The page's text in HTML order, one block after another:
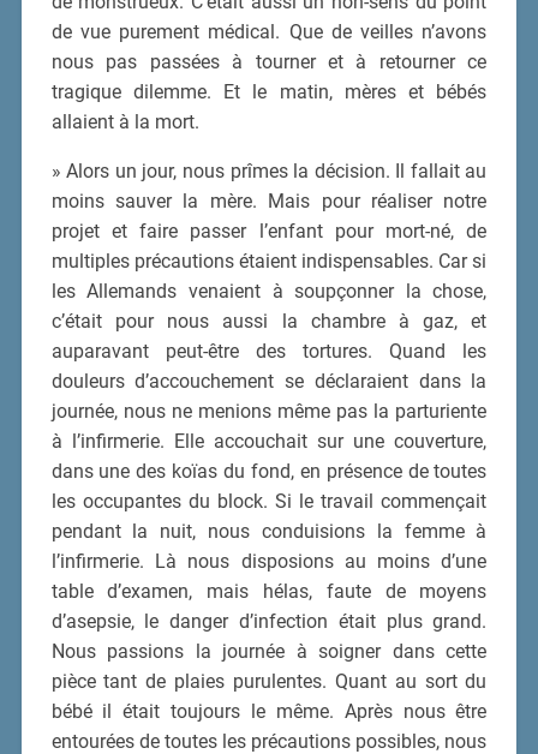
de vue purement médical. Que de veilles n’avons
nous pas passées à tourner et à retourner ce
tragique dilemme. Et le matin, mères et bébés
allaient à la mort.
» Alors un jour, nous prîmes la décision. Il fallait au
moins sauver la mère. Mais pour réaliser notre
projet et faire passer l’enfant pour mort-né, de
multiples précautions étaient indispensables. Car si
les Allemands venaient à soupçonner la chose,
c’était pour nous aussi la chambre à gaz, et
auparavant peut-être des tortures. Quand les
douleurs d’accouchement se déclaraient dans la
journée, nous ne menions même pas la parturiente
à l’infirmerie. Elle accouchait sur une couverture,
dans une des koïas du fond, en présence de toutes
les occupantes du block. Si le travail commençait
pendant la nuit, nous conduisions la femme à
l’infirmerie. Là nous disposions au moins d’une
table d’examen, mais hélas, faute de moyens
d’asepsie, le danger d’infection était plus grand.
Nous passions la journée à soigner dans cette
pièce tant de plaies purulentes. Quant au sort du
bébé il était toujours le même. Après nous être
entourées de toutes les précautions possibles, nous